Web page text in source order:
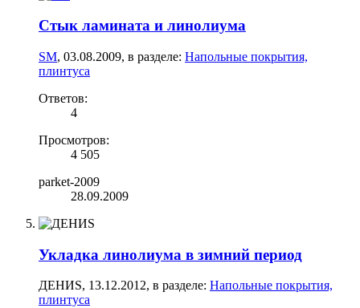
Стык ламината и линолиума
SM, 03.08.2009, в разделе: Напольные покрытия,
плинтуса
Ответов:
4
Просмотров:
4 505
parket-2009
28.09.2009
Укладка линолиума в зимний период
ДЕНИS, 13.12.2012, в разделе: Напольные покрытия,
плинтуса